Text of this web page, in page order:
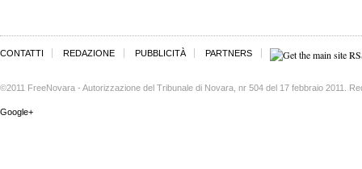
CONTATTI REDAZIONE PUBBLICITÀ PARTNERS
©2011 FreeNovara - Autorizzazione del Tribunale di Novara, nr 504 del 17 febbraio 2011.
Google+